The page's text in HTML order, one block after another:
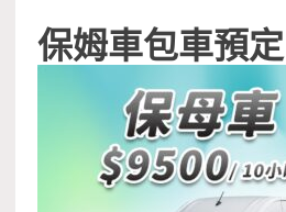
保姆車包車預定